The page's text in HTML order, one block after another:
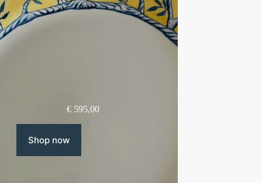
€ 595,00
Shop now